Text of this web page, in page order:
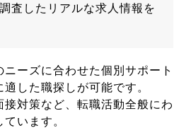
査したリアルな求人情報を
ーズに合わせた個別サポート
した職探しが可能です。
接対策など、転職活動全般にわ
います。